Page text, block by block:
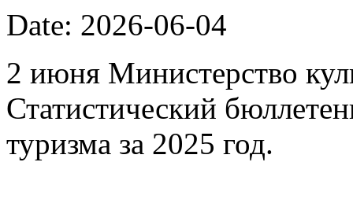
Date: 2026-06-04
2 июня Министерство
Статистический
туризма за 2025 год.